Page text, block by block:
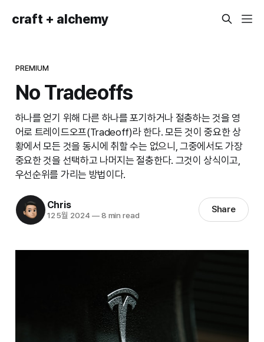
craft + alchemy
PREMIUM
No Tradeoffs
하나를 얻기 위해 다른 하나를 포기하거나 절충하는 것을 영
어로 트레이드오프(Tradeoff)라 한다. 모든 것이 중요한 상
황에서 모든 것을 동시에 취할 수는 없으니, 그중에서도 가장
중요한 것을 선택하고 나머지는 절충한다. 그것이 상식이고,
우선순위를 가리는 방법이다.
Chris
12 5월 2024 —8 min read
Share